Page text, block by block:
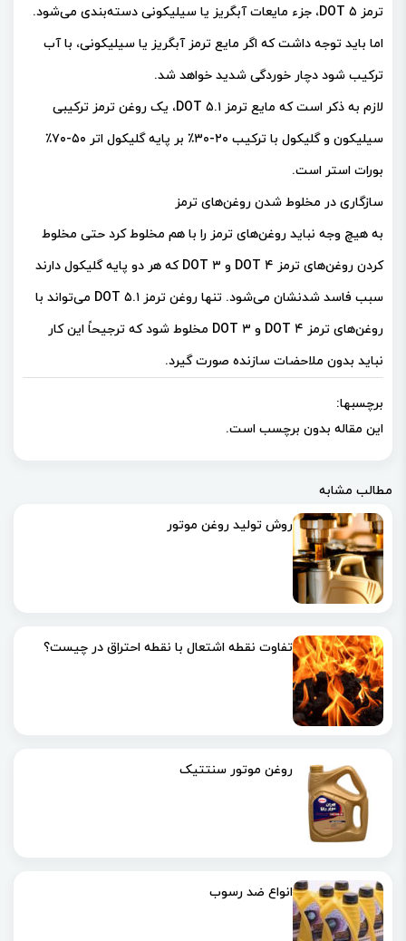
ترمز DOT ۵، جزء مایعات آبگریز یا سیلیکونی دسته‌بندی می‌شود.
اما باید توجه داشت که اگر مایع ترمز آبگریز یا سیلیکونی، با آب
ترکیب شود دچار خوردگی شدید خواهد شد.
لازم به ذکر است که مایع ترمز ۵.۱ DOT، یک روغن ترمز ترکیبی
سیلیکون و گلیکول با ترکیب ۲۰-۳۰٪ بر پایه گلیکول اتر ۵۰-۷۰٪
بورات استر است.
سازگاری در مخلوط شدن روغن‌های ترمز
به هیچ وجه نباید روغن‌های ترمز را با هم مخلوط کرد حتی مخلوط
کردن روغن‌های ترمز DOT ۴ و DOT ۳ که هر دو پایه گلیکول دارند
سبب فاسد شدنشان می‌شود. تنها روغن ترمز ۵.۱ DOT می‌تواند با
روغن‌های ترمز DOT ۴ و DOT ۳ مخلوط شود که ترجیحاً این کار
نباید بدون ملاحضات سازنده صورت گیرد.
برچسبها:
این مقاله بدون برچسب است.
مطالب مشابه
روش تولید روغن موتور
تفاوت نقطه اشتعال با نقطه احتراق در چیست؟
روغن موتور سنتتیک
انواع ضد رسوب